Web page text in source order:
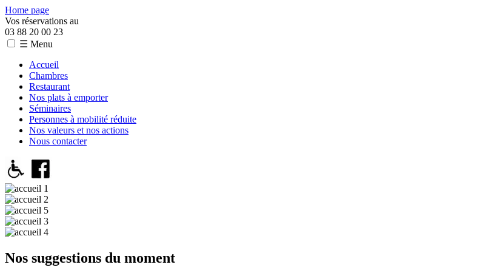
Home page
Vos réservations au
03 88 20 00 23
☰ Menu
Accueil
Chambres
Restaurant
Nos plats à emporter
Séminaires
Personnes à mobilité réduite
Nos valeurs et nos actions
Nous contacter
Nos suggestions du moment